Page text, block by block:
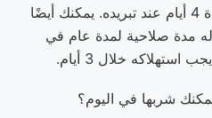
يستمر حليب الإبل الطازج لمدة 4 أيام عند تبريده. يمكنك أيضًا
مدة صلاحية لمدة عام في
خلال 3 أيام.
شربها في اليوم؟